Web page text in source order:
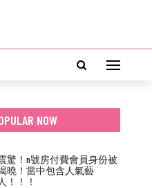
NOW
驚！n號房付費會員身份被
曉！當中包含人氣藝
人！！！